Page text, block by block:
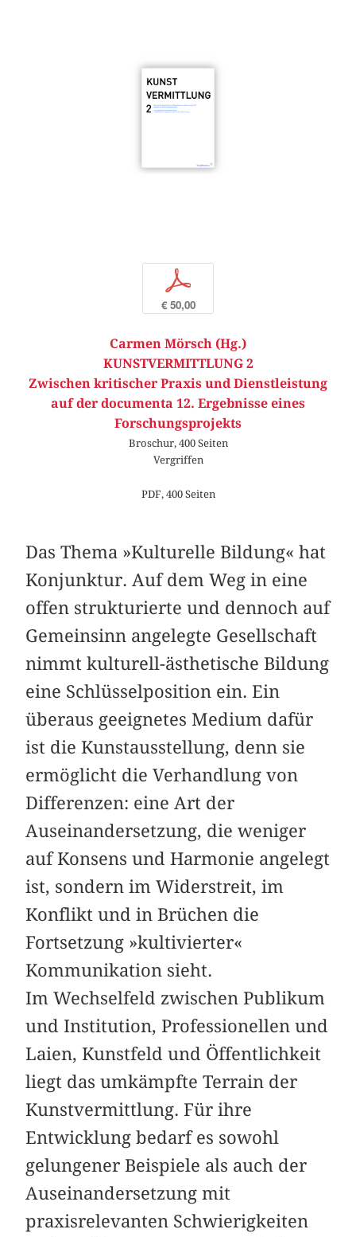
p
€ 50,00
Carmen Mörsch (Hg.)
KUNSTVERMITTLUNG 2
Zwischen kritischer Praxis und Dienstleistung
auf der documenta 12. Ergebnisse eines
Forschungsprojekts
Broschur, 400 Seiten
Vergriffen
PDF, 400 Seiten
Das Thema »Kulturelle Bildung« hat
Konjunktur. Auf dem Weg in eine
offen strukturierte und dennoch auf
Gemeinsinn angelegte Gesellschaft
nimmt kulturell-ästhetische Bildung
eine Schlüsselposition ein. Ein
überaus geeignetes Medium dafür
ist die Kunstausstellung, denn sie
ermöglicht die Verhandlung von
Differenzen: eine Art der
Auseinandersetzung, die weniger
auf Konsens und Harmonie angelegt
ist, sondern im Widerstreit, im
Konflikt und in Brüchen die
Fortsetzung »kultivierter«
Kommunikation sieht.
Im Wechselfeld zwischen Publikum
und Institution, Professionellen und
Laien, Kunstfeld und Öffentlichkeit
liegt das umkämpfte Terrain der
Kunstvermittlung. Für ihre
Entwicklung bedarf es sowohl
gelungener Beispiele als auch der
Auseinandersetzung mit
praxisrelevanten Schwierigkeiten